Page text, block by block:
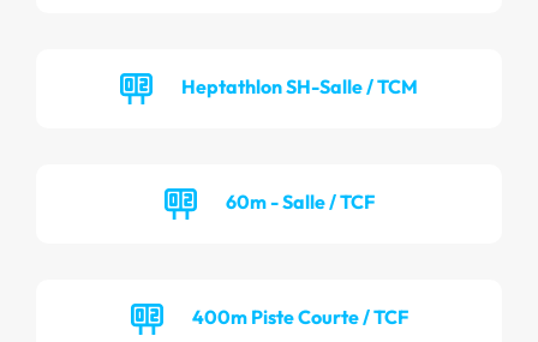
Heptathlon SH-Salle / TCM
60m - Salle / TCF
400m Piste Courte / TCF